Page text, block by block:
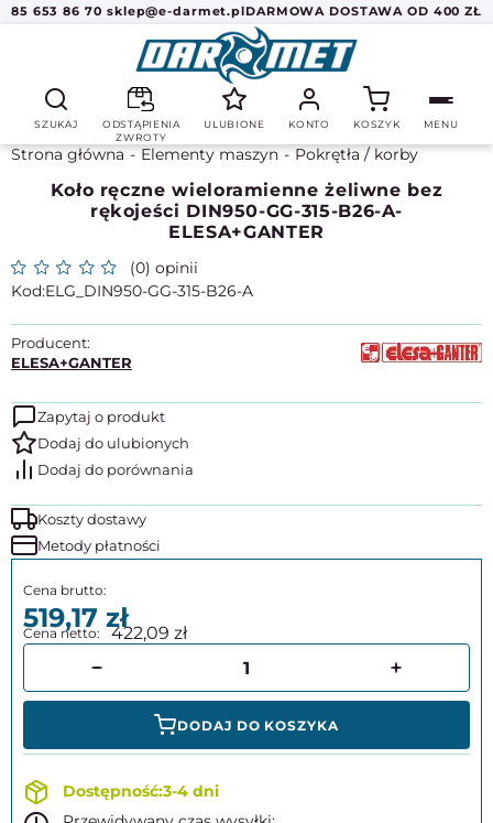
85 653 86 70 sklep@e-darmet.plDARMOWA DOSTAWA OD 400 ZŁ
SZUKAJ
ODSTĄPIENIA
ZWROTY
ULUBIONE KONTO KOSZYK MENU
Strona główna Elementy maszyn Pokrętła / korby
Koło ręczne wieloramienne żeliwne bez
rękojeści DIN950-GG-315-B26-A-
ELESA+GANTER
(0) opinii
ELG_DIN950-GG-315-B26-A
Producent:
ELESA+GANTER
Zapytaj o produkt
Koszty dostawy
Metody płatności
519,17 422,09
DODAJ DO KOSZYKA
3-4 dni